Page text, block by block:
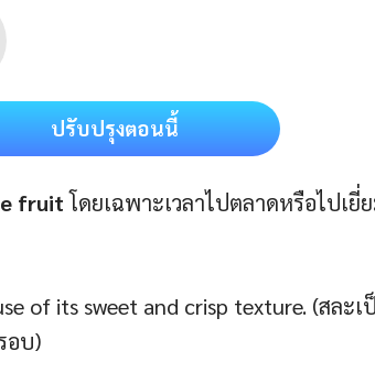
ปรับปรุงตอนนี้
fruitโดยเฉพาะเวลาไปตลาดหรือไปเยี่
of its sweet and crisp texture. (สละเ
อบ)